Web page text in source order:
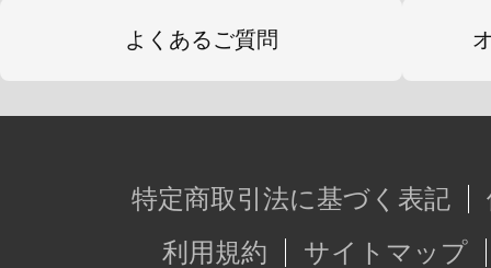
よくあるご質問
特定商取引法に基づく表記
利用規約
サイトマップ